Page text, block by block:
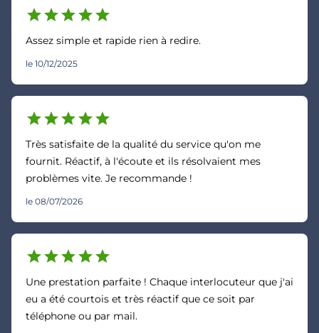
starstarstarstarstar
Assez simple et rapide rien à redire.
le 10/12/2025
starstarstarstarstar
Très satisfaite de la qualité du service qu'on me
fournit. Réactif, à l'écoute et ils résolvaient mes
problèmes vite. Je recommande !
le 08/07/2026
starstarstarstarstar
Une prestation parfaite ! Chaque interlocuteur que j'ai
eu a été courtois et très réactif que ce soit par
téléphone ou par mail.